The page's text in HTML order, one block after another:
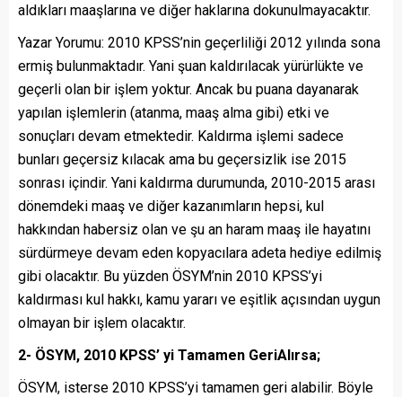
aldıkları maaşlarına ve diğer haklarına dokunulmayacaktır.
Yazar Yorumu: 2010 KPSS’nin geçerliliği 2012 yılında sona
ermiş bulunmaktadır. Yani şuan kaldırılacak yürürlükte ve
geçerli olan bir işlem yoktur. Ancak bu puana dayanarak
yapılan işlemlerin (atanma, maaş alma gibi) etki ve
sonuçları devam etmektedir. Kaldırma işlemi sadece
bunları geçersiz kılacak ama bu geçersizlik ise 2015
sonrası içindir. Yani kaldırma durumunda, 2010-2015 arası
dönemdeki maaş ve diğer kazanımların hepsi, kul
hakkından habersiz olan ve şu an haram maaş ile hayatını
sürdürmeye devam eden kopyacılara adeta hediye edilmiş
gibi olacaktır. Bu yüzden ÖSYM’nin 2010 KPSS’yi
kaldırması kul hakkı, kamu yararı ve eşitlik açısından uygun
olmayan bir işlem olacaktır.
2- ÖSYM, 2010 KPSS’ yi Tamamen GeriAlırsa;
ÖSYM, isterse 2010 KPSS’yi tamamen geri alabilir. Böyle